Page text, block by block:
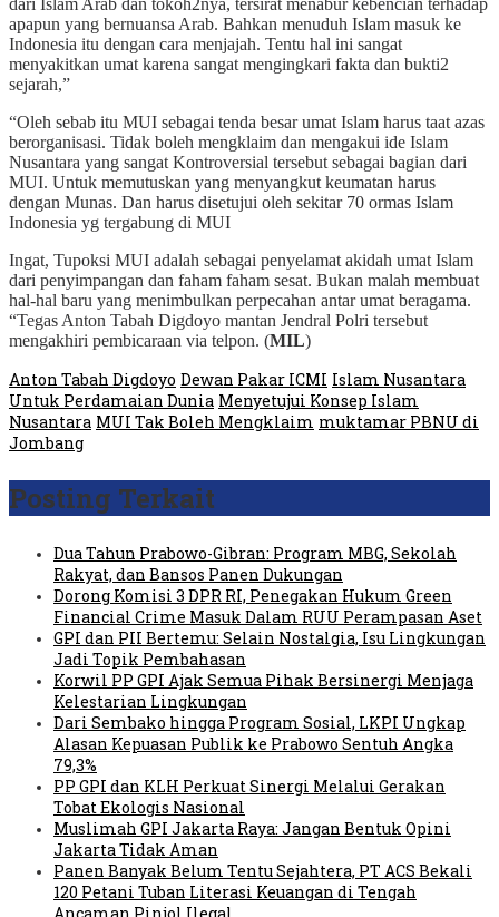
apapun yang bernuansa Arab. Bahkan menuduh Islam masuk ke
Indonesia itu dengan cara menjajah. Tentu hal ini sangat
menyakitkan umat karena sangat mengingkari fakta dan bukti2
sejarah,”
“Oleh sebab itu MUI sebagai tenda besar umat Islam harus taat azas
berorganisasi. Tidak boleh mengklaim dan mengakui ide Islam
Nusantara yang sangat Kontroversial tersebut sebagai bagian dari
MUI. Untuk memutuskan yang menyangkut keumatan harus
dengan Munas. Dan harus disetujui oleh sekitar 70 ormas Islam
Indonesia yg tergabung di MUI
Ingat, Tupoksi MUI adalah sebagai penyelamat akidah umat Islam
dari penyimpangan dan faham faham sesat. Bukan malah membuat
hal-hal baru yang menimbulkan perpecahan antar umat beragama.
“Tegas Anton Tabah Digdoyo mantan Jendral Polri tersebut
mengakhiri pembicaraan via telpon. (MIL)
Anton Tabah Digdoyo Dewan Pakar ICMI Islam Nusantara
Untuk Perdamaian Dunia Menyetujui Konsep Islam
Nusantara MUI Tak Boleh Mengklaim muktamar PBNU di
Jombang
Posting Terkait
Dua Tahun Prabowo-Gibran: Program MBG, Sekolah
Rakyat, dan Bansos Panen Dukungan
Dorong Komisi 3 DPR RI, Penegakan Hukum Green
Financial Crime Masuk Dalam RUU Perampasan Aset
GPI dan PII Bertemu: Selain Nostalgia, Isu Lingkungan
Jadi Topik Pembahasan
Korwil PP GPI Ajak Semua Pihak Bersinergi Menjaga
Kelestarian Lingkungan
Dari Sembako hingga Program Sosial, LKPI Ungkap
Alasan Kepuasan Publik ke Prabowo Sentuh Angka
79,3%
PP GPI dan KLH Perkuat Sinergi Melalui Gerakan
Tobat Ekologis Nasional
Muslimah GPI Jakarta Raya: Jangan Bentuk Opini
Jakarta Tidak Aman
Panen Banyak Belum Tentu Sejahtera, PT ACS Bekali
120 Petani Tuban Literasi Keuangan di Tengah
Ancaman Pinjol Ilegal